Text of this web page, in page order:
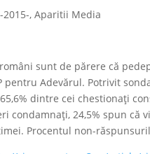
-2015-,Aparitii Media
români sunt de părere că
pentru Adevărul. Potrivit
dintre cei chestionați
condamnați, 24,5% spun că
Procentul non-